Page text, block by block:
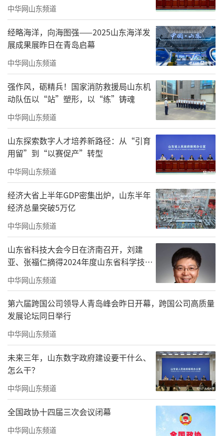
月湖步行街举行迎新春文艺展演
紧扣春节、元宵、国庆等重要节点，打造
全时段、全覆盖文化盛宴，春节在月湖步行街
连办七天精品文艺展演，元宵节戏曲惠民演
出、秧歌巡游点亮节日氛围，马年新春胶东民
俗文化博物馆展出的老照片老物件让市民触摸
乡愁、感受年味。创新“戏曲+商圈”模式引爆
线上线下热度，民间书画展征集佳作700余幅，
双拥书画展、“寻找身边的感动”主题活动，
让文艺贴近群众、浸润人心。
守正创新，精品创作焕文脉
中华网山东频道
经略海洋，向海图强——2025山东海洋发
展成果展昨日在青岛启幕
中华网山东频道
强作风，砺精兵！国家消防救援局山东机
动队伍以“站”塑形，以“练”铸魂
中华网山东频道
山东探索数字人才培养新路径：从“引育
用留”到“以赛促产”转型
中华网山东频道
经济大省上半年GDP密集出炉，山东半年
经济总量突破5万亿
中华网山东频道
山东省科技大会今日在济南召开，刘建
亚、张福仁摘得2024年度山东省科学技术
奖最高奖！
中华网山东频道
第六届跨国公司领导人青岛峰会昨日开幕，跨国公司高质量
发展论坛同日举行
中华网山东频道
未来三年，山东数字政府建设要干什么、
怎么干？
中华网山东频道
全国政协十四届三次会议闭幕
中华网山东频道